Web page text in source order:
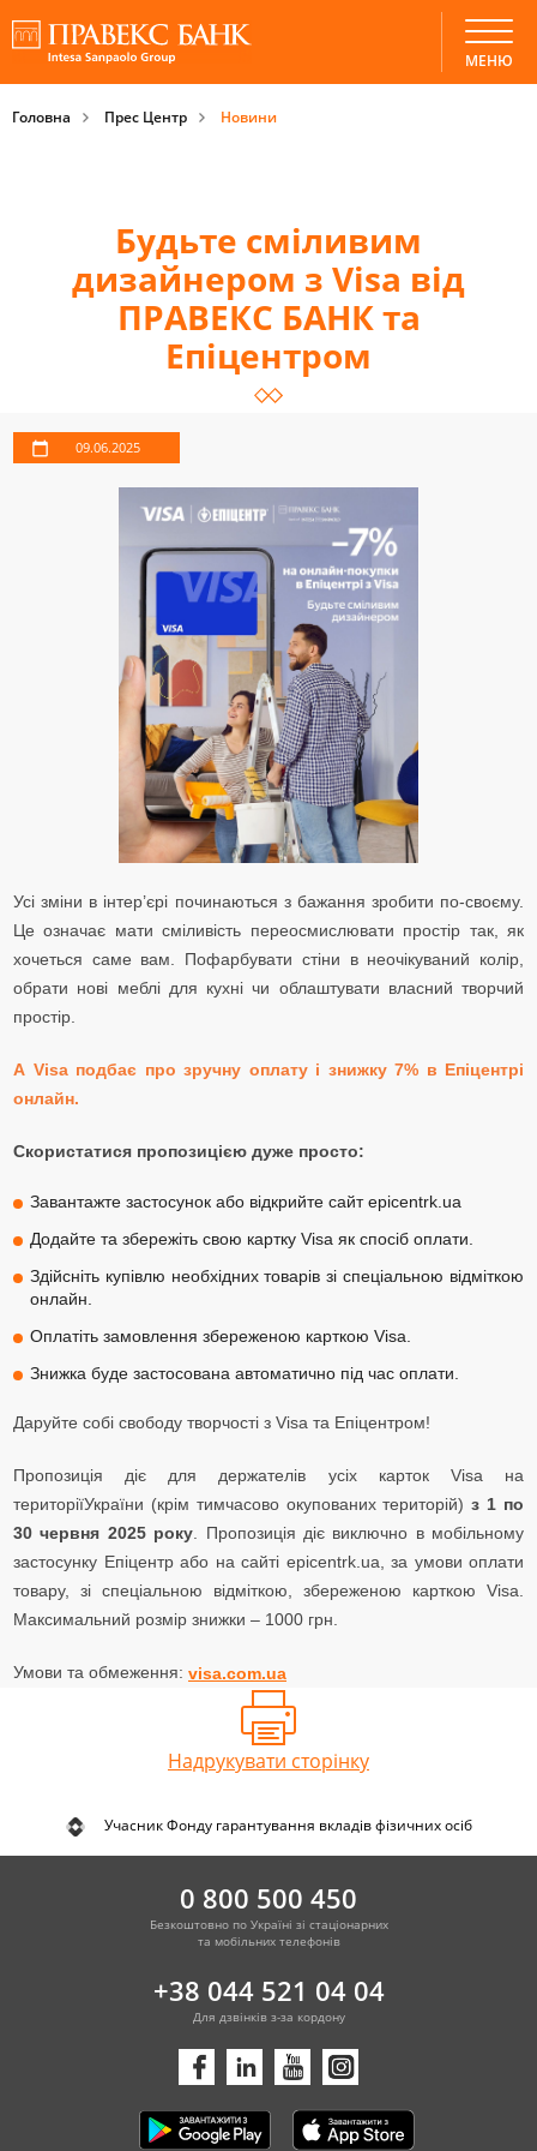
МЕНЮ
Головна Прес Центр Новини
Будьте сміливим
дизайнером з Visa від
ПРАВЕКС БАНК та
Епіцентром
09.06.2025
Усі зміни в інтер’єрі починаються з бажання зробити по-своєму.
Це означає мати сміливість переосмислювати простір так, як
хочеться саме вам. Пофарбувати стіни в неочікуваний колір,
обрати нові меблі для кухні чи облаштувати власний творчий
простір.
А Visa подбає про зручну оплату і знижку 7% в Епіцентрі
онлайн.
Скористатися пропозицією дуже просто:
Завантажте застосунок або відкрийте сайт epicentrk.ua
Додайте та збережіть свою картку Visa як спосіб оплати.
Здійсніть купівлю необхідних товарів зі спеціальною відміткою
онлайн.
Оплатіть замовлення збереженою карткою Visa.
Знижка буде застосована автоматично під час оплати.
Даруйте собі свободу творчості з Visa та Епіцентром!
Пропозиція діє для держателів усіх карток Visa на
територіїУкраїни (крім тимчасово окупованих територій)з 1 по
30 червня 2025 року . Пропозиція діє виключно в мобільному
застосунку Епіцентр або на сайті epicentrk.ua, за умови оплати
товару, зі спеціальною відміткою, збереженою карткою Visa.
Максимальний розмір знижки – 1000 грн.
Умови та обмеження: visa.com.ua
Надрукувати сторінку
Учасник Фонду гарантування вкладів фізичних осіб
0 800 500 450
Безкоштовно по Україні зі стаціонарних
та мобільних телефонів
+38 044 521 04 04
Для дзвінків з-за кордону